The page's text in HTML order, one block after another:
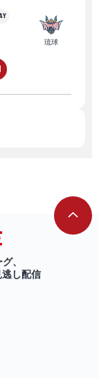
琉球
、
し配信